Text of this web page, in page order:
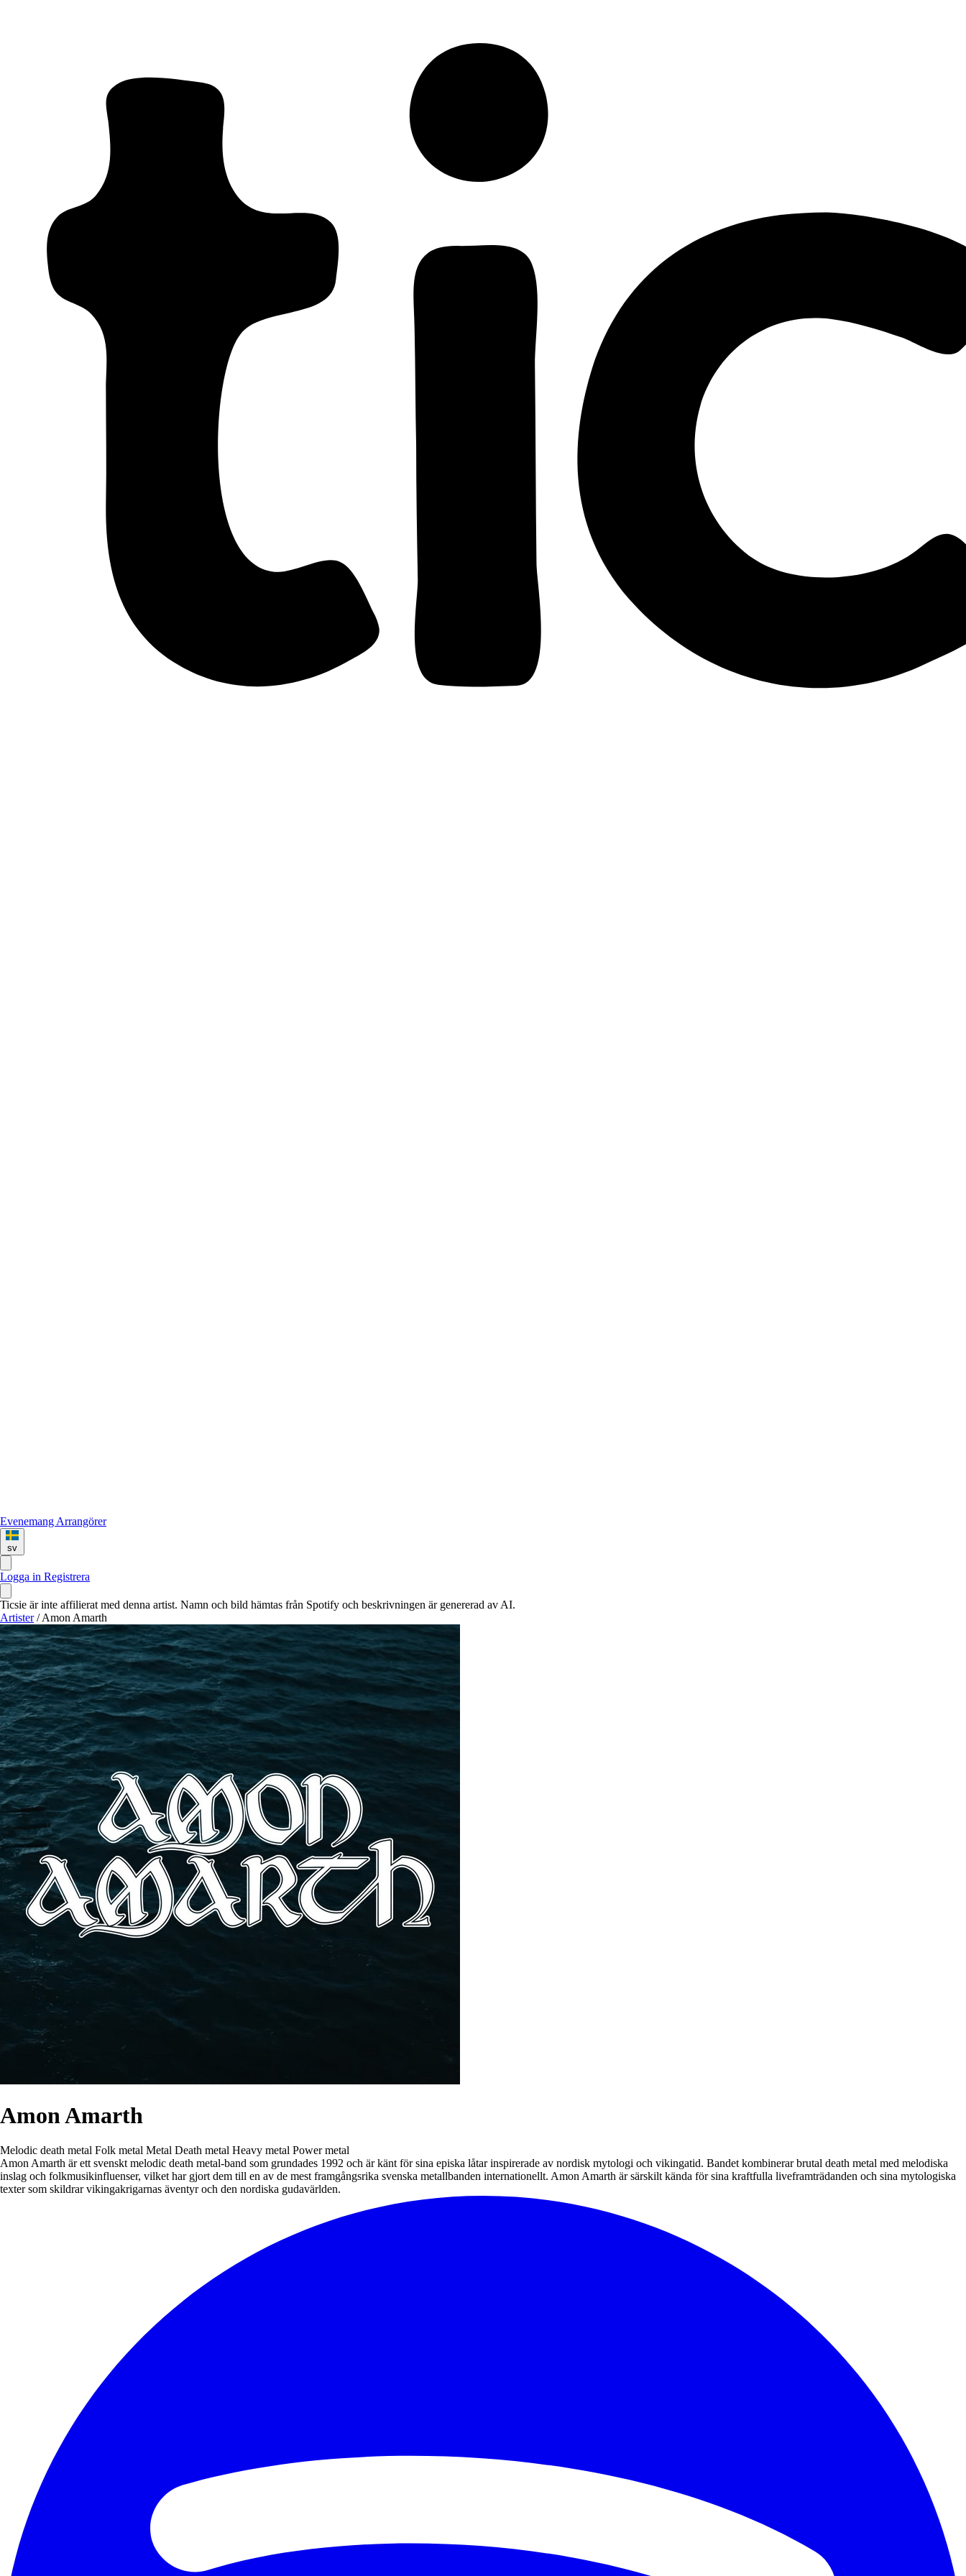
Evenemang Arrangörer
sv
Logga in Registrera
Ticsie är inte affilierat med denna artist. Namn och bild hämtas från Spotify och beskrivningen är genererad av AI.
Artister / Amon Amarth
Amon Amarth
Melodic death metal Folk metal Metal Death metal Heavy metal Power metal
Amon Amarth är ett svenskt melodic death metal-band som grundades 1992 och är känt för sina episka låtar inspirerade av nordisk mytologi och vikingatid. Bandet kombinerar brutal death metal med melodiska
inslag och folkmusikinfluenser, vilket har gjort dem till en av de mest framgångsrika svenska metallbanden internationellt. Amon Amarth är särskilt kända för sina kraftfulla liveframträdanden och sina mytologiska
texter som skildrar vikingakrigarnas äventyr och den nordiska gudavärlden.